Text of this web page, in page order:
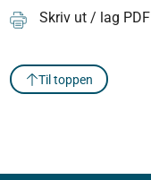
Skriv ut / lag PDF
Til toppen